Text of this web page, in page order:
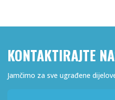
KONTAKTIRAJTE
Jamčimo za sve ugrađene